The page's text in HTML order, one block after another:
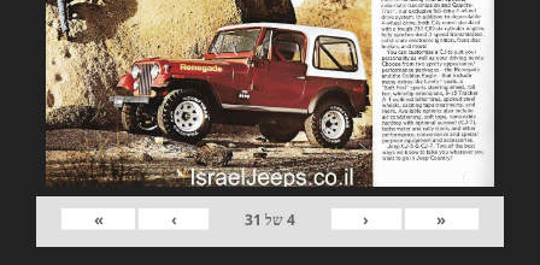
«
‹
4של 31
›
»